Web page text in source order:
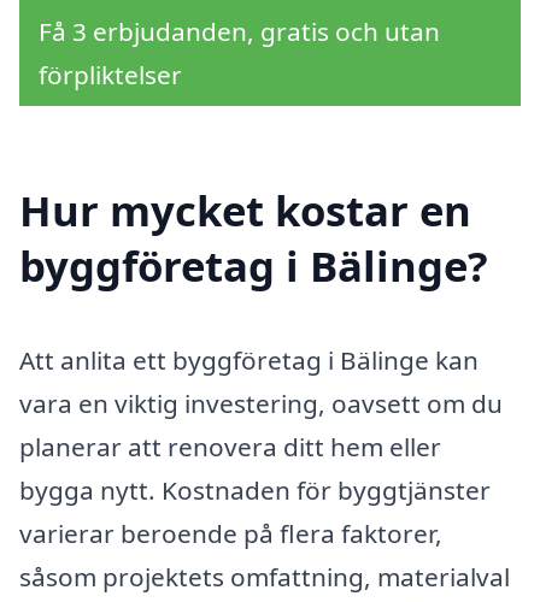
Få 3 erbjudanden, gratis och utan
förpliktelser
Hur mycket kostar en
byggföretag i Bälinge?
Att anlita ett byggföretag i Bälinge kan
vara en viktig investering, oavsett om du
planerar att renovera ditt hem eller
bygga nytt. Kostnaden för byggtjänster
varierar beroende på flera faktorer,
såsom projektets omfattning, materialval